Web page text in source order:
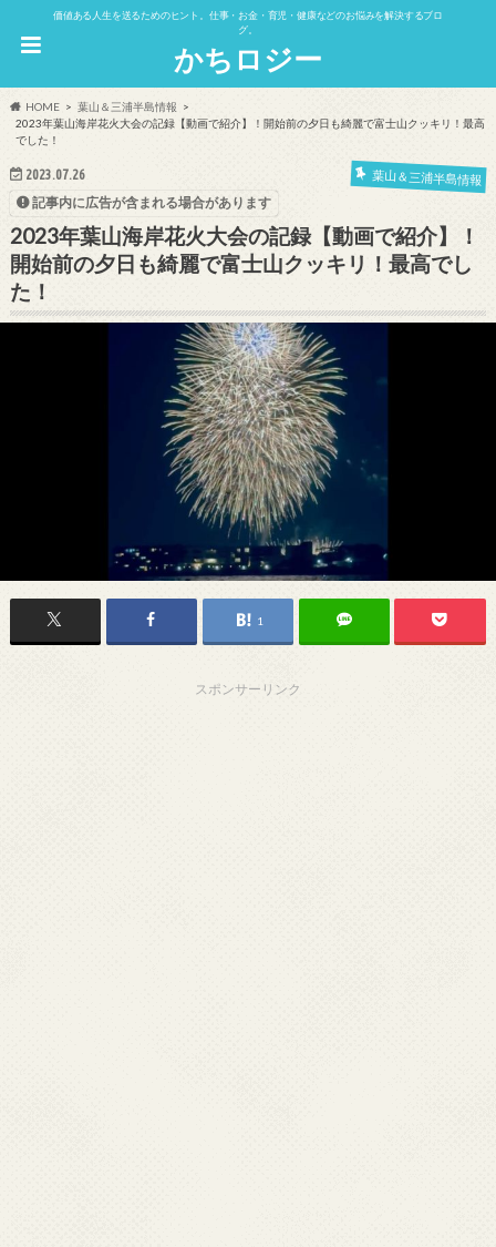
価値ある人生を送るためのヒント。仕事・お金・育児・健康などのお悩みを解決するブロ
グ。
かちロジー
HOME
葉山＆三浦半島情報
2023年葉山海岸花火大会の記録【動画で紹介】！開始前の夕日も綺麗で富士山クッキリ！最高
でした！
2023.07.26 葉山＆三浦半島情報
記事内に広告が含まれる場合があります
2023年葉山海岸花火大会の記録【動画で紹介】！
開始前の夕日も綺麗で富士山クッキリ！最高でし
た！
1
スポンサーリンク